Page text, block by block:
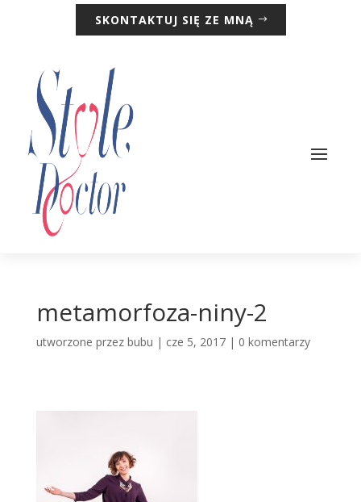
SKONTAKTUJ SIĘ ZE MNĄ
metamorfoza-niny-2
utworzone przez bubu | cze 5, 2017| 0 komentarzy